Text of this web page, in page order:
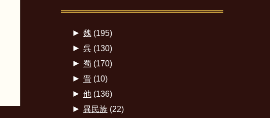
► 魏 (195)
► 呉(130)
► 蜀 (170)
► 晋(10)
► 他(136)
► 異民族(22)